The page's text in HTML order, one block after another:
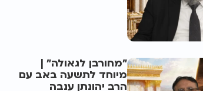
"מחורבן לגאולה" |
מיוחד לתשעה באב עם
הרב יהונתן ענבה